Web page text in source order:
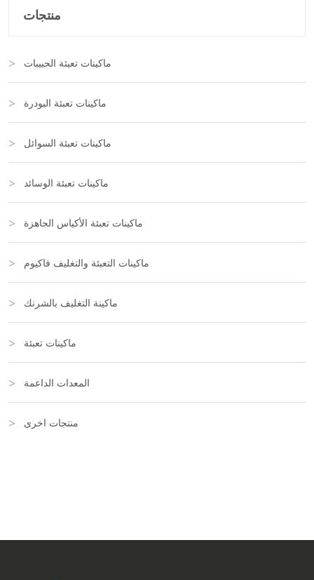
منتجات
ماكينات تعبئة الحبيبات
ماكينات تعبئة البودرة
ماكينات تعبئة السوائل
ماكينات تعبئة الوسائد
ماكينات تعبئة الأكياس الجاهزة
ماكينات التعبئة والتغليف فاكيوم
ماكينة التغليف بالشرنك
ماكينات تعبئة
المعدات الداعمة
منتجات اخرى